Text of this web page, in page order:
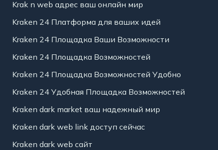
Krak n web адрес ваш онлайн мир
Kraken 24 Платформа для ваших идей
Kraken 24 Площадка Ваши Возможности
Kraken 24 Площадка Возможностей
Kraken 24 Площадка Возможностей Удобно
Kraken 24 Удобная Площадка Возможностей
Kraken dark market ваш надежный мир
Kraken dark web link доступ сейчас
Kraken dark web сайт